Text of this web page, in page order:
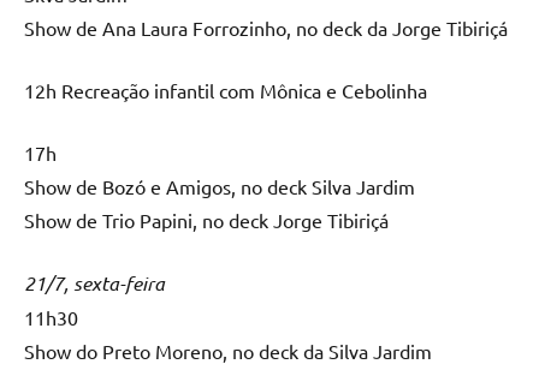
Show de Ana Laura Forrozinho, no deck da Jorge Tibiriçá
12h Recreação infantil com Mônica e Cebolinha
17h
Show de Bozó e Amigos, no deck Silva Jardim
Show de Trio Papini, no deck Jorge Tibiriçá
21/7, sexta-feira
11h30
Show do Preto Moreno, no deck da Silva Jardim